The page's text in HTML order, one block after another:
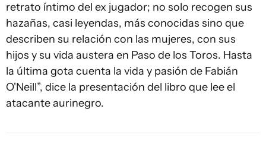
retrato íntimo del ex jugador; no solo recogen sus
hazañas, casi leyendas, más conocidas sino que
describen su relación con las mujeres, con sus
hijos y su vida austera en Paso de los Toros. Hasta
la última gota cuenta la vida y pasión de Fabián
O'Neill”, dice la presentación del libro que lee el
atacante aurinegro.